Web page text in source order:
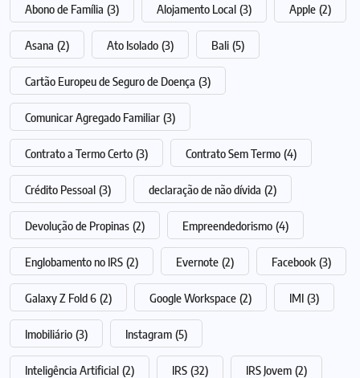
Abono de Família (3) Alojamento Local (3) Apple (2)
Asana (2) Ato Isolado (3) Bali (5)
Cartão Europeu de Seguro de Doença (3)
Comunicar Agregado Familiar (3)
Contrato a Termo Certo (3) Contrato Sem Termo (4)
Crédito Pessoal (3) declaração de não dívida (2)
Devolução de Propinas (2) Empreendedorismo (4)
Englobamento no IRS (2) Evernote (2) Facebook (3)
Galaxy Z Fold 6 (2) Google Workspace (2) IMI (3)
Imobiliário (3) Instagram (5)
Inteligência Artificial (2) IRS (32) IRS Jovem (2)